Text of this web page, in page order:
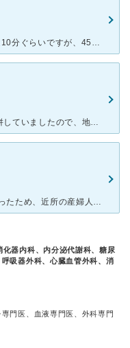
初診でしたが予約してたので待ち時間は10分ぐらいですが、45分採血待ち、30分会計待ちでした。 とても優しい女医さんでした。不安で仕方がない中、しっかり話を聞いて下さり安心しました。市立病院は少し不
妊娠時お世話になりました。 難病を合併していましたので、地域の産婦人科では受け入れ不可でしたので、こちらでお世話になりました。最初から2週間に一度のペースでの受診でした。また、特殊な薬が必要でしたが
第3子妊娠中です。上の子２人が早産だったため、近所の産婦人科から転院することになり紹介状をもって受診しました。 紹介状をもっていても、同じような検査をしないといけないようで、転院するとお金がかかりま
器内科、内分泌代謝科、糖尿
吸器外科、心臓血管外科、消
門医、血液専門医、外科専門